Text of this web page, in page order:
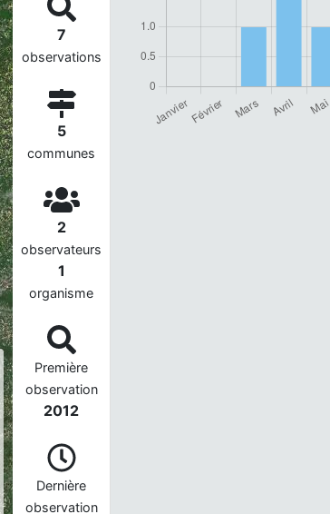
7
observations
5
communes
2
observateurs
1
organisme
Première
observation
2012
Dernière
observation